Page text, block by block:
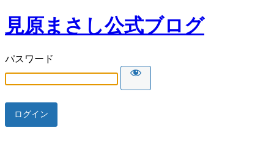
見原まさし公式ブログ
パスワード